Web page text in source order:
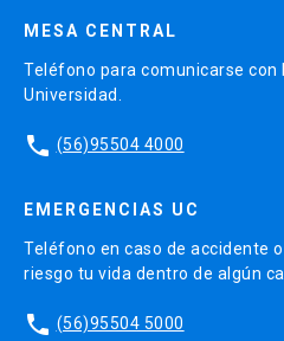
MESA CENTRAL
Teléfono para comunicarse con
Universidad.
phone (56)95504 4000
EMERGENCIAS UC
Teléfono en caso de accidente
riesgo tu vida dentro de algún
phone (56)95504 5000